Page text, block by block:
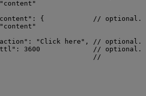
" content "
: { // optional.
" content "
: " Click here " , // optional.
: 3600
// optional.
//